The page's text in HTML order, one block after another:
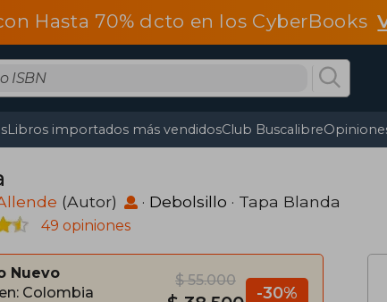
Hasta 70% dcto en los CyberBooks
Libros importados más vendidosClub Buscalibre
(Autor) · Debolsillo · Tapa Blanda
49 opiniones
Nuevo
Colombia
$ 55.000
-30%